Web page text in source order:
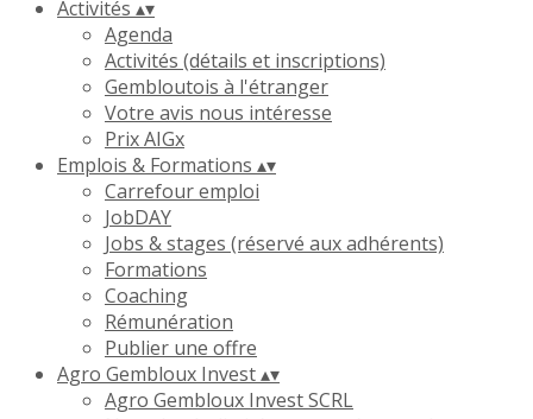
Activités ▴▾
Agenda
Activités (détails et inscriptions)
Gembloutois à l'étranger
Votre avis nous intéresse
Prix AIGx
Emplois & Formations ▴▾
Carrefour emploi
JobDAY
Jobs & stages (réservé aux adhérents)
Formations
Coaching
Rémunération
Publier une offre
Agro Gembloux Invest▴▾
Agro Gembloux Invest SCRL